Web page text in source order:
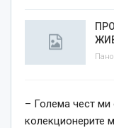
– Голема чест ми
колекционерите